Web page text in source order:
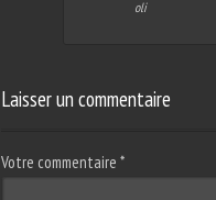
oli
Laisser un commentaire
Votre commentaire*